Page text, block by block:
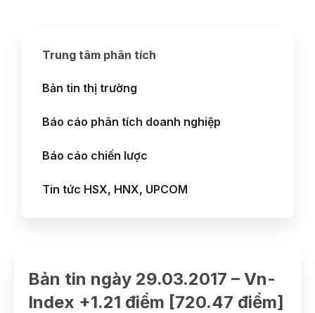
Trung tâm phân tích
Bản tin thị trường
Báo cáo phân tích doanh nghiệp
Báo cáo chiến lược
Tin tức HSX, HNX, UPCOM
Bản tin ngày 29.03.2017 – Vn-
Index +1.21 điểm [720.47 điểm]